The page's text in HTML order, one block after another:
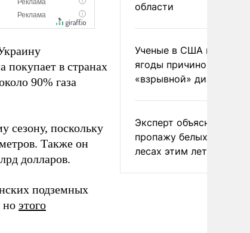
покупает в странах
90% газа
сезону, поскольку
Также он
долларов.
подземных
но этого
области
Ученые в США назвали
ягоды причиной
«взрывной» диареи
Эксперт объяснил
пропажу белых грибов
лесах этим летом